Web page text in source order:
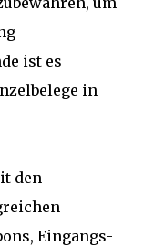
ist es
in
den
Eingangs-